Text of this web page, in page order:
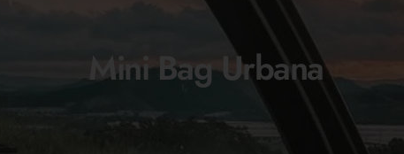
Mini Bag Urbana